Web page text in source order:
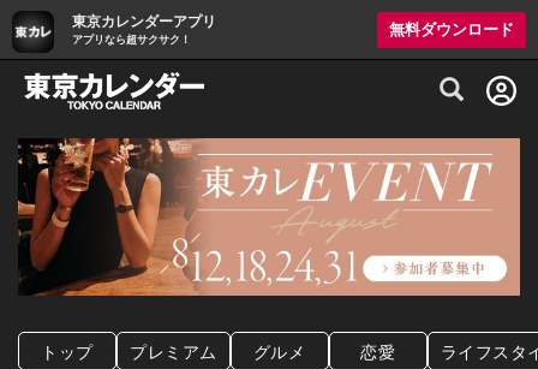
東京カレンダーアプリ
アプリなら超サクサク！
無料ダウンロード
グルメ情報・プレミアムレストラン予約
トップ プレミアム グルメ 恋愛 ライフスタ